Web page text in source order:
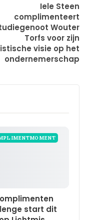
Iele Steen
complimenteert
Wouter
Torfs voor zijn
visie op het
ondernemerschap
start dit